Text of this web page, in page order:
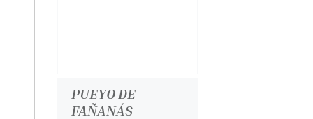
PUEYO DE
FAÑANÁS